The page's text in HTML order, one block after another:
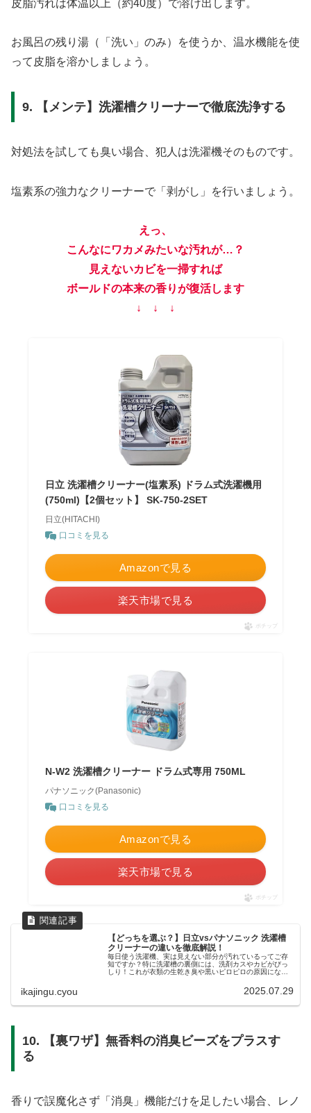
皮脂汚れは体温以上（約40度）で溶け出します。
お風呂の残り湯（「洗い」のみ）を使うか、温水機能を使
って皮脂を溶かしましょう。
9. 【メンテ】洗濯槽クリーナーで徹底洗浄する
対処法を試しても臭い場合、犯人は洗濯機そのものです。
塩素系の強力なクリーナーで「剥がし」を行いましょう。
えっ、
こんなにワカメみたいな汚れが…？
見えないカビを一掃すれば
ボールドの本来の香りが復活します
↓ ↓ ↓
日立 洗濯槽クリーナー(塩素系) ドラム式洗濯機用
(750ml)【2個セット】 SK-750-2SET
日立(HITACHI)
口コミを見る
Amazonで見る
楽天市場で見る
ポチップ
N-W2 洗濯槽クリーナー ドラム式専用 750ML
パナソニック(Panasonic)
口コミを見る
Amazonで見る
楽天市場で見る
ポチップ
【どっちを選ぶ？】日立vsパナソニック 洗濯槽
クリーナーの違いを徹底解説！
毎日使う洗濯機、実は見えない部分が汚れているってご存
知ですか？特に洗濯槽の裏側には、洗剤カスやカビがびっ
しり！これが衣類の生乾き臭や黒いピロピロの原因になっ
ikajingu.cyou 2025.07.29
10. 【裏ワザ】無香料の消臭ビーズをプラスす
る
香りで誤魔化さず「消臭」機能だけを足したい場合、レノ